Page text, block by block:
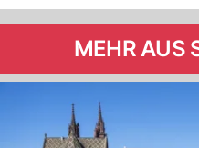
MEHR AUS